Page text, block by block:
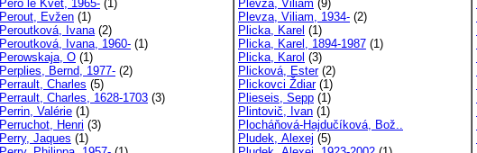
Pero le Kvet, 1965- (1)
Perout, Evžen (1)
Peroutková, Ivana(2)
Peroutková, Ivana, 1960- (1)
Perowskaja, O (1)
Perplies, Bernd, 1977- (2)
Perrault, Charles (5)
Perrault, Charles, 1628-1703 (3)
Perrin, Valérie (1)
Perruchot, Henri (3)
Perry, Jaques (1)
Plevza, Viliam (9)
Plevza, Viliam, 1934- (2)
Plicka, Karel (1)
Plicka, Karel, 1894-1987 (1)
Plicka, Karol (3)
Plicková, Ester(2)
Plickovci Ždiar(1)
Plieseis, Sepp (1)
Plintovič, Ivan (1)
Plocháňová-Hajdučíková, Bož..
Pludek, Alexej (5)